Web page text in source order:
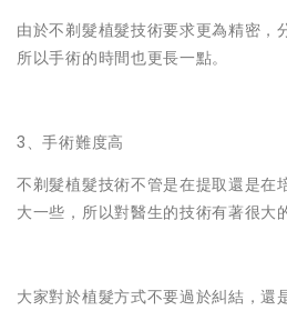
由於不剃髮植髮技術要求更為精密，
所以手術的時間也更長一點。
3、手術難度高
不剃髮植髮技術不管是在提取還是在
大一些，所以對醫生的技術有著很大
大家對於植髮方式不要過於糾結，還